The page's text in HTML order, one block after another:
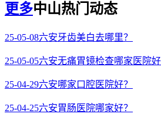
更多中山热门动态
25-05-08六安牙齿美白去哪里？
25-05-05六安无痛胃镜检查哪家医院好
25-04-29六安哪家口腔医院好？
25-04-25六安胃肠医院哪家好？